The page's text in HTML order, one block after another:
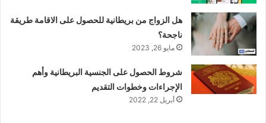
هل الزواج من بريطانية للحصول على الاقامة طريقة
ناجحة؟
مايو 26, 2023
شروط الحصول على الجنسية البريطانية وأهم
الإجراءات وخطوات التقديم
أبريل 22, 2022